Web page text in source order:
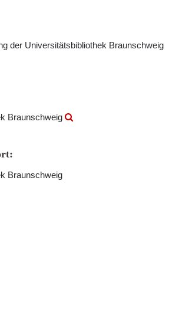
der Universitätsbibliothek Braunschweig
Braunschweig
Braunschweig